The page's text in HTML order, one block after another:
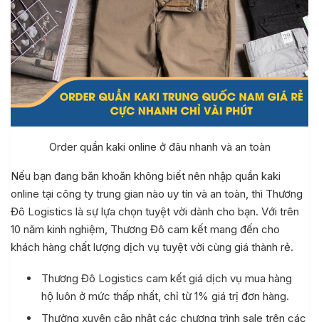
Order quần kaki online ở đâu nhanh và an toàn
Nếu bạn đang băn khoăn không biết nên nhập quần kaki
online tại công ty trung gian nào uy tín và an toàn, thì Thương
Đô Logistics là sự lựa chọn tuyệt vời dành cho bạn. Với trên
10 năm kinh nghiệm, Thương Đô cam kết mang đến cho
khách hàng chất lượng dịch vụ tuyệt vời cùng giá thành rẻ.
Thương Đô Logistics cam kết giá dịch vụ mua hàng
hộ luôn ở mức thấp nhất, chỉ từ 1% giá trị đơn hàng.
Thường xuyên cập nhật các chương trình sale trên các